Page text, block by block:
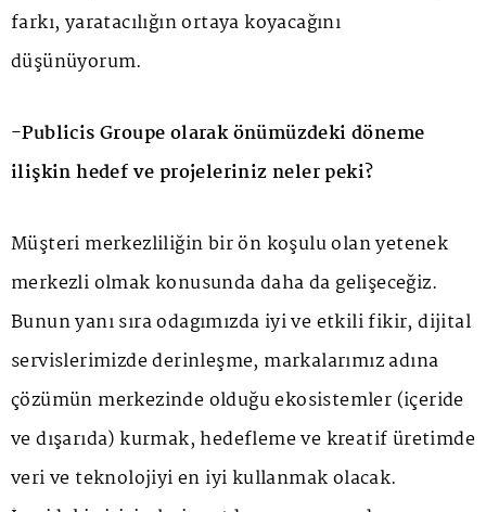
farkı, yaratacılığın ortaya koyacağını
düşünüyorum.
-Publicis Groupe olarak önümüzdeki döneme
ilişkin hedef ve projeleriniz neler peki?
Müşteri merkezliliğin bir ön koşulu olan yetenek
merkezli olmak konusunda daha da gelişeceğiz.
Bunun yanı sıra odagımızda iyi ve etkili fikir, dijital
servislerimizde derinleşme, markalarımız adına
çözümün merkezinde olduğu ekosistemler (içeride
ve dışarıda) kurmak, hedefleme ve kreatif üretimde
veri ve teknolojiyi en iyi kullanmak olacak.